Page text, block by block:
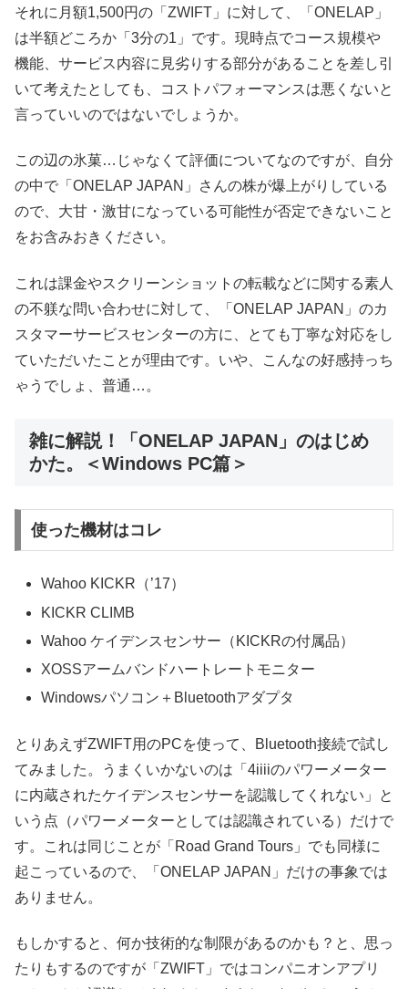
それに月額1,500円の「ZWIFT」に対して、「ONELAP」
は半額どころか「3分の1」です。現時点でコース規模や
機能、サービス内容に見劣りする部分があることを差し引
いて考えたとしても、コストパフォーマンスは悪くないと
言っていいのではないでしょうか。
この辺の氷菓…じゃなくて評価についてなのですが、自分
の中で「ONELAP JAPAN」さんの株が爆上がりしている
ので、大甘・激甘になっている可能性が否定できないこと
をお含みおきください。
これは課金やスクリーンショットの転載などに関する素人
の不躾な問い合わせに対して、「ONELAP JAPAN」のカ
スタマーサービスセンターの方に、とても丁寧な対応をし
ていただいたことが理由です。いや、こんなの好感持っち
ゃうでしょ、普通…。
雑に解説！「ONELAP JAPAN」のはじめ
かた。＜Windows PC篇＞
使った機材はコレ
Wahoo KICKR（’17）
KICKR CLIMB
Wahoo ケイデンスセンサー（KICKRの付属品）
XOSSアームバンドハートレートモニター
Windowsパソコン＋Bluetoothアダプタ
とりあえずZWIFT用のPCを使って、Bluetooth接続で試し
てみました。うまくいかないのは「4iiiiのパワーメーター
に内蔵されたケイデンスセンサーを認識してくれない」と
いう点（パワーメーターとしては認識されている）だけで
す。これは同じことが「Road Grand Tours」でも同様に
起こっているので、「ONELAP JAPAN」だけの事象では
ありません。
もしかすると、何か技術的な制限があるのかも？と、思っ
たりもするのですが「ZWIFT」ではコンパニオンアプリ